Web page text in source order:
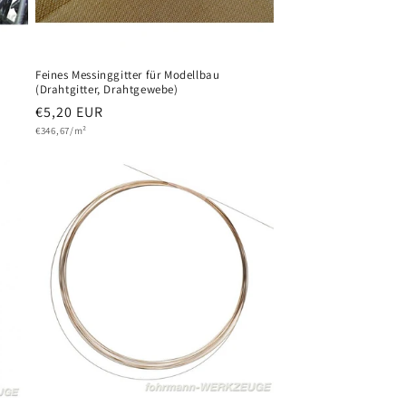
Feines Messinggitter für Modellbau
(Drahtgitter, Drahtgewebe)
Normaler
Preis
€5,20 EUR
Grundpreis
€346,67/m²